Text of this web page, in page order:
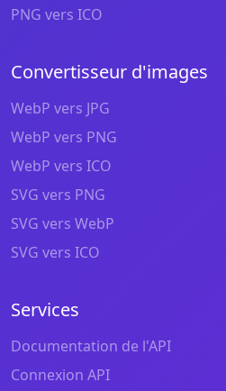
PNG vers ICO
Convertisseur d'images
WebP vers JPG
WebP vers PNG
WebP vers ICO
SVG vers PNG
SVG vers WebP
SVG vers ICO
Services
Documentation de l'API
Connexion API